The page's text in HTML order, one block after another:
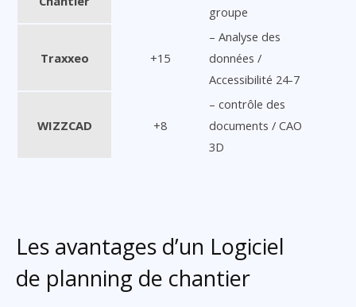
groupe
Traxxeo +15
– Analyse des
données /
Accessibilité 24-7
WIZZCAD +8
– contrôle des
documents / CAO
3D
Les avantages d’un Logiciel
de planning de chantier